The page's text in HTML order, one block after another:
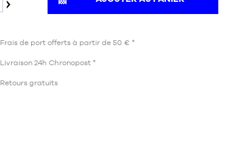
Frais de port offerts à partir de 50 € *
Livraison 24h Chronopost *
Retours gratuits